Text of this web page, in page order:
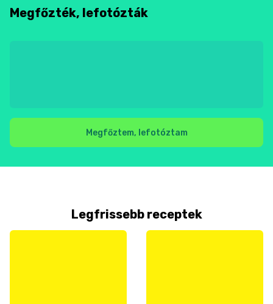
Megfőzték, lefotózták
Megfőztem, lefotóztam
Legfrissebb receptek